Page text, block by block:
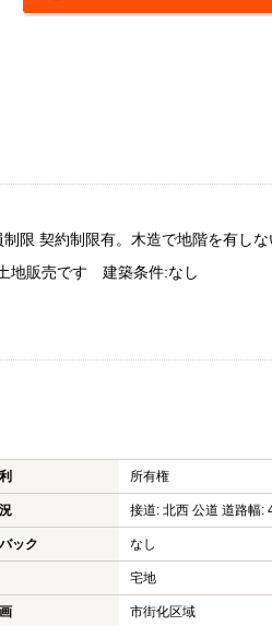
限 契約制限有。木造で地階を有し
地販売です 建築条件:なし
所有権
接道: 北西 公道 道路幅:
ック なし
宅地
市街化区域